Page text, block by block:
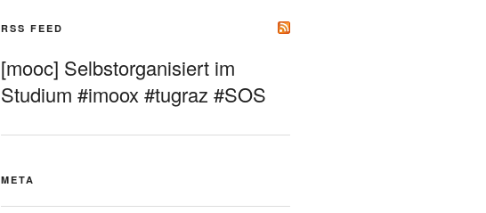
RSS FEED
[mooc] Selbstorganisiert im
Studium #imoox #tugraz #SOS
META